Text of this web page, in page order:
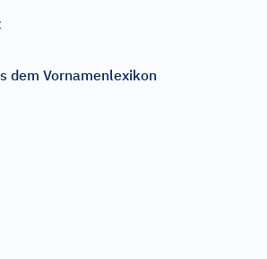
dem Vornamenlexikon